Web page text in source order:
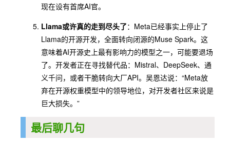
现在设有首席AI官。
Llama或许真的走到尽头了：Meta已经事实上停止了
Llama的开源开发，全面转向闭源的Muse Spark。这
意味着AI开源史上最有影响力的模型之一，可能要退场
了。开发者正在寻找替代品：Mistral、DeepSeek、通
义千问，或者干脆转向大厂API。吴恩达说：“Meta放
弃在开源权重模型中的领导地位，对开发者社区来说是
巨大损失。”
最后聊几句